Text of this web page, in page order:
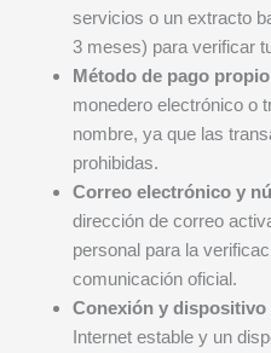
servicios o un extracto
3 meses) para verificar
Método de pago
monedero electrónico o
nombre, ya que las
prohibidas.
Correo electrónico y
dirección de correo
personal para la
comunicación oficial.
Conexión y dispositivo
Internet estable y un